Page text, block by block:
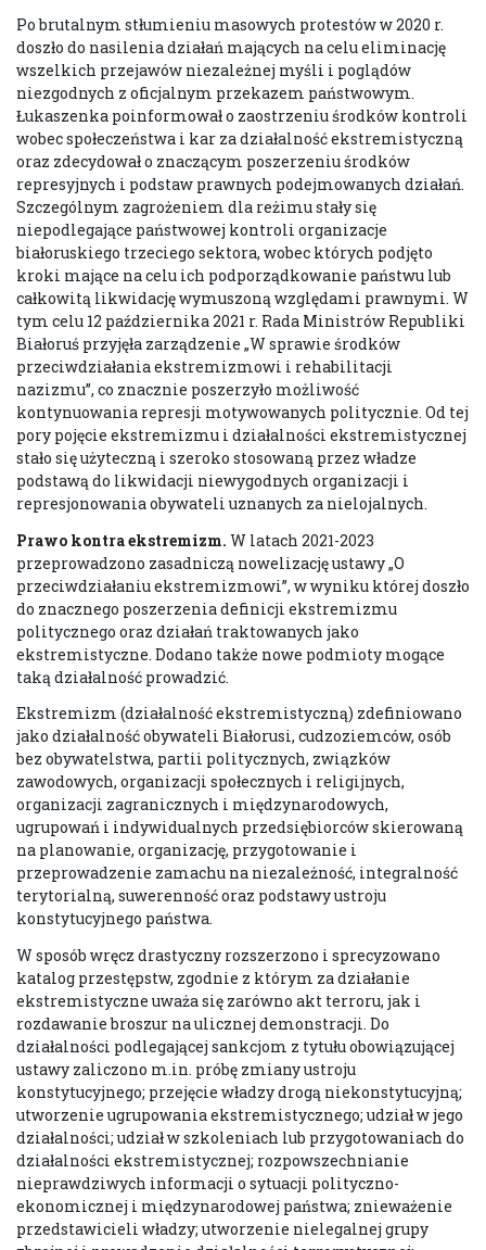
Po brutalnym stłumieniu masowych protestów w 2020 r.
doszło do nasilenia działań mających na celu eliminację
wszelkich przejawów niezależnej myśli i poglądów
niezgodnych z oficjalnym przekazem państwowym.
Łukaszenka poinformował o zaostrzeniu środków kontroli
wobec społeczeństwa i kar za działalność ekstremistyczną
oraz zdecydował o znaczącym poszerzeniu środków
represyjnych i podstaw prawnych podejmowanych działań.
Szczególnym zagrożeniem dla reżimu stały się
niepodlegające państwowej kontroli organizacje
białoruskiego trzeciego sektora, wobec których podjęto
kroki mające na celu ich podporządkowanie państwu lub
całkowitą likwidację wymuszoną względami prawnymi. W
tym celu 12 października 2021 r. Rada Ministrów Republiki
Białoruś przyjęła zarządzenie „W sprawie środków
przeciwdziałania ekstremizmowi i rehabilitacji
nazizmu”, co znacznie poszerzyło możliwość
kontynuowania represji motywowanych politycznie. Od tej
pory pojęcie ekstremizmu i działalności ekstremistycznej
stało się użyteczną i szeroko stosowaną przez władze
podstawą do likwidacji niewygodnych organizacji i
represjonowania obywateli uznanych za nielojalnych.
Prawo kontra ekstremizm. W latach 2021-2023
przeprowadzono zasadniczą nowelizację ustawy „O
przeciwdziałaniu ekstremizmowi”, w wyniku której doszło
do znacznego poszerzenia definicji ekstremizmu
politycznego oraz działań traktowanych jako
ekstremistyczne. Dodano także nowe podmioty mogące
taką działalność prowadzić.
Ekstremizm (działalność ekstremistyczną) zdefiniowano
jako działalność obywateli Białorusi, cudzoziemców, osób
bez obywatelstwa, partii politycznych, związków
zawodowych, organizacji społecznych i religijnych,
organizacji zagranicznych i międzynarodowych,
ugrupowań i indywidualnych przedsiębiorców skierowaną
na planowanie, organizację, przygotowanie i
przeprowadzenie zamachu na niezależność, integralność
terytorialną, suwerenność oraz podstawy ustroju
konstytucyjnego państwa.
W sposób wręcz drastyczny rozszerzono i sprecyzowano
katalog przestępstw, zgodnie z którym za działanie
ekstremistyczne uważa się zarówno akt terroru, jak i
rozdawanie broszur na ulicznej demonstracji. Do
działalności podlegającej sankcjom z tytułu obowiązującej
ustawy zaliczono m.in. próbę zmiany ustroju
konstytucyjnego; przejęcie władzy drogą niekonstytucyjną;
utworzenie ugrupowania ekstremistycznego; udział w jego
działalności; udział w szkoleniach lub przygotowaniach do
działalności ekstremistycznej; rozpowszechnianie
nieprawdziwych informacji o sytuacji polityczno-
ekonomicznej i międzynarodowej państwa; znieważenie
przedstawicieli władzy; utworzenie nielegalnej grupy